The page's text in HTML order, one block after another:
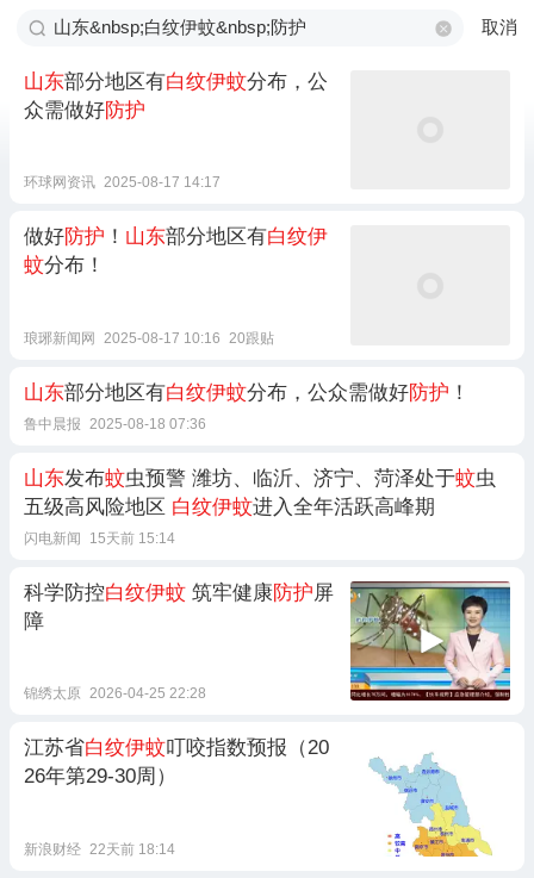
取消
山东部分地区有白纹伊蚊分布，公
众需做好防护
环球网资讯 2025-08-17 14:17
做好防护 ！ 山东部分地区有白纹伊
蚊分布！
琅琊新闻网 2025-08-17 10:16 20跟贴
山东部分地区有白纹伊蚊分布，公众需做好防护 ！
鲁中晨报 2025-08-18 07:36
山东发布蚊虫预警 潍坊、临沂、济宁、菏泽处于蚊虫
五级高风险地区 白纹伊蚊进入全年活跃高峰期
闪电新闻 15天前 15:14
科学防控白纹伊蚊 筑牢健康防护屏
障
锦绣太原 2026-04-25 22:28
江苏省白纹伊蚊叮咬指数预报（20
26年第29-30周）
新浪财经 22天前 18:14